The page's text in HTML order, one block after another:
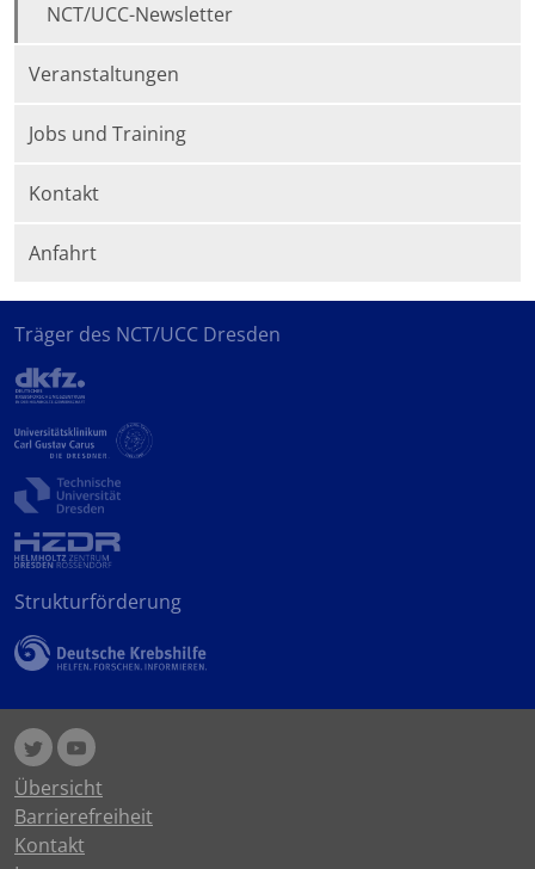
NCT/UCC-Newsletter
Veranstaltungen
Jobs und Training
Kontakt
Anfahrt
Träger des NCT/UCC Dresden
Strukturförderung
Übersicht
Barrierefreiheit
Kontakt